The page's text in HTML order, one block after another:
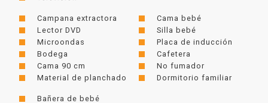
Campana extractora
Lector DVD
Microondas
Bodega
Cama 90 cm
Material de planchado
Cama bebé
Silla bebé
Placa de inducción
Cafetera
No fumador
Dormitorio familiar
Bañera de bebé